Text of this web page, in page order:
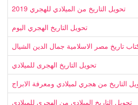
تحويل التاريخ من الميلادي للهجري 2019
تحويل التاريخ الهجري اليوم
تحويل التاريخ الهجرى للميلادي
التاريخ من هجري لميلادي ومعرفة الابراج
تحويل التاريخ الميلادي من الهجري للميلادي